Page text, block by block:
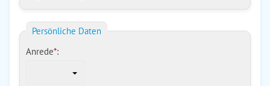
Persönliche Daten
Anrede*: